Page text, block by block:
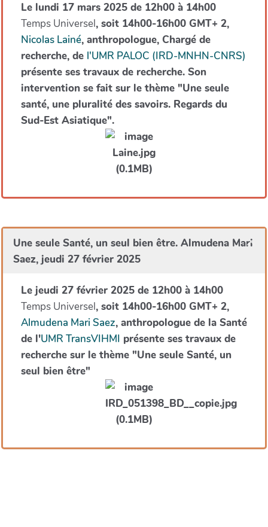
Le lundi 17 mars 2025 de 12h00 à 14h00
Temps Universel, soit 14h00-16h00 GMT+ 2,
Nicolas Lainé, anthropologue, Chargé de
recherche, de l'UMR PALOC (IRD-MNHN-CNRS)
présente ses travaux de recherche. Son
intervention se fait sur le thème "Une seule
santé, une pluralité des savoirs. Regards du
Sud-Est Asiatique".
Une seule Santé, un seul bien être. Almudena Mari
Saez, jeudi 27 février 2025
Le jeudi 27 février 2025 de 12h00 à 14h00
Temps Universel, soit 14h00-16h00 GMT+ 2,
Almudena Mari Saez, anthropologue de la Santé
de l'UMR TransVIHMI présente ses travaux de
recherche sur le thème "Une seule Santé, un
seul bien être"